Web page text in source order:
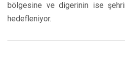
bölgesine ve digerinin ise
hedefleniyor.